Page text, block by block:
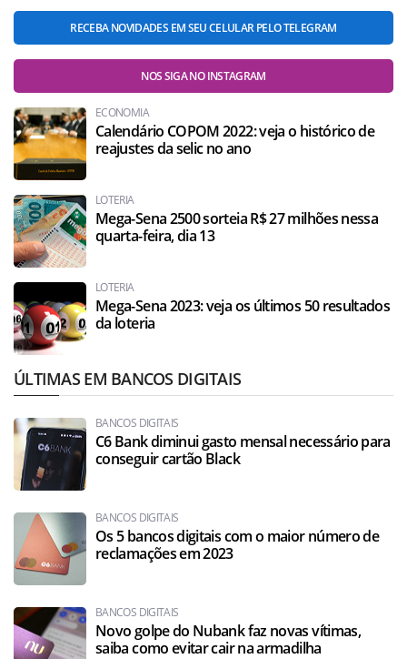
RECEBA NOVIDADES EM SEU CELULAR PELO TELEGRAM
NOS SIGA NO INSTAGRAM
ECONOMIA
Calendário COPOM 2022: veja o histórico de
reajustes da selic no ano
LOTERIA
Mega-Sena 2500 sorteia R$ 27 milhões nessa
quarta-feira, dia 13
LOTERIA
Mega-Sena 2023: veja os últimos 50 resultados
da loteria
ÚLTIMAS EM BANCOS DIGITAIS
BANCOS DIGITAIS
C6 Bank diminui gasto mensal necessário para
conseguir cartão Black
BANCOS DIGITAIS
Os 5 bancos digitais com o maior número de
reclamações em 2023
BANCOS DIGITAIS
Novo golpe do Nubank faz novas vítimas,
saiba como evitar cair na armadilha